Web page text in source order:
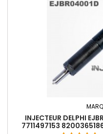
INJECTEUR DELPHI
7711497153